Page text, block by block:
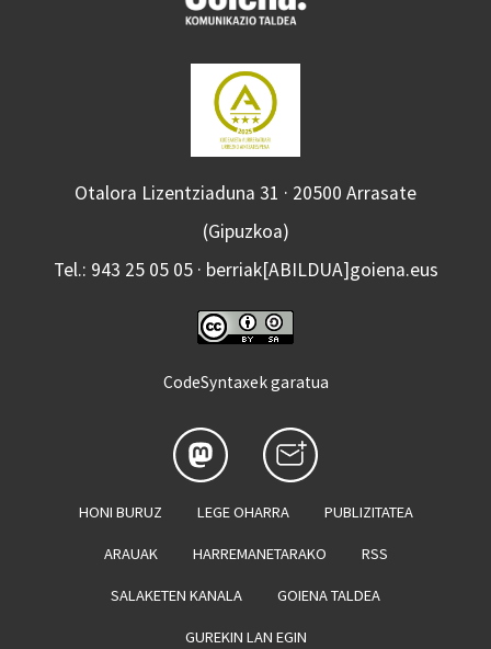
Otalora Lizentziaduna 31 · 20500 Arrasate
(Gipuzkoa)
Tel.: 943 25 05 05 · berriak[ABILDUA]goiena.eus
CodeSyntaxek garatua
HONI BURUZ LEGE OHARRA PUBLIZITATEA
ARAUAK HARREMANETARAKO RSS
SALAKETEN KANALA GOIENA TALDEA
GUREKIN LAN EGIN